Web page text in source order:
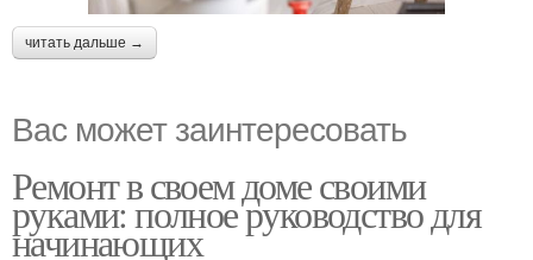
читать дальше →
Вас может заинтересовать
Ремонт в своем доме своими
руками: полное руководство для
начинающих